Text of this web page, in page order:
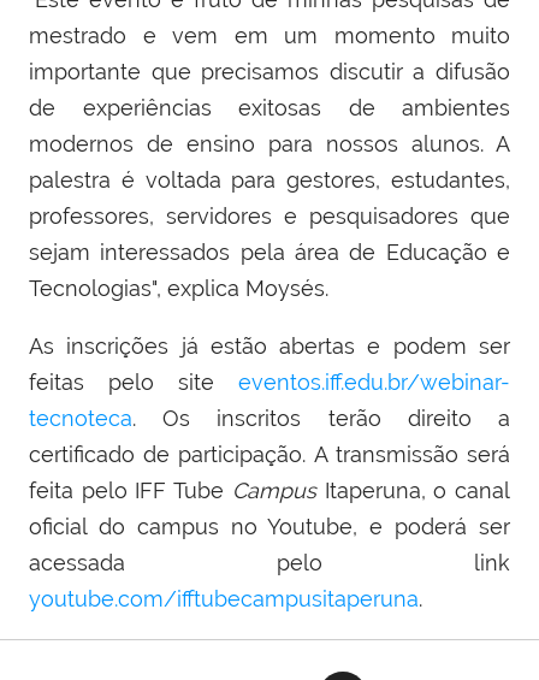
mestrado e vem em um momento muito
importante que precisamos discutir a difusão
de experiências exitosas de ambientes
modernos de ensino para nossos alunos. A
palestra é voltada para gestores, estudantes,
professores, servidores e pesquisadores que
sejam interessados pela área de Educação e
Tecnologias", explica Moysés.
As inscrições já estão abertas e podem ser
feitas pelo site eventos.iff.edu.br/webinar-
tecnoteca. Os inscritos terão direito a
certificado de participação. A transmissão será
feita pelo IFF Tube CampusItaperuna, o canal
oficial do campus no Youtube, e poderá ser
acessada pelo link
youtube.com/ifftubecampusitaperuna.